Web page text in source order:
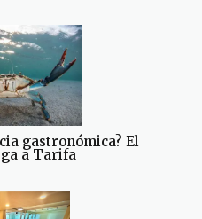
gastronómica? El
a Tarifa